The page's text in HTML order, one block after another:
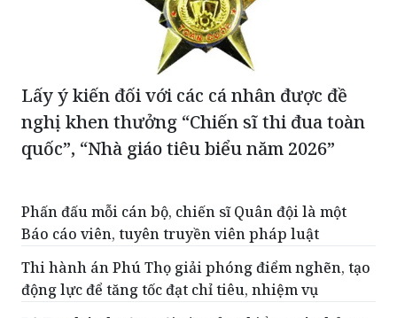
Lấy ý kiến đối với các cá nhân được đề
nghị khen thưởng “Chiến sĩ thi đua toàn
quốc”, “Nhà giáo tiêu biểu năm 2026”
Phấn đấu mỗi cán bộ, chiến sĩ Quân đội là một
Báo cáo viên, tuyên truyền viên pháp luật
Thi hành án Phú Thọ giải phóng điểm nghẽn, tạo
động lực để tăng tốc đạt chỉ tiêu, nhiệm vụ